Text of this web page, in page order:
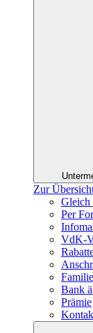
Zur
Gleich
Per
VdK-
Bank
Prämie